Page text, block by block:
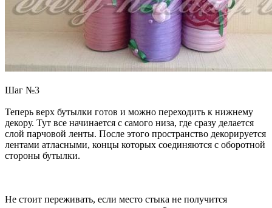
Шаг №3
Теперь верх бутылки готов и можно переходить к нижнему
декору. Тут все начинается с самого низа, где сразу делается
слой парчовой ленты. После этого пространство декорируется
лентами атласными, концы которых соединяются с оборотной
стороны бутылки.
Не стоит переживать, если место стыка не получится